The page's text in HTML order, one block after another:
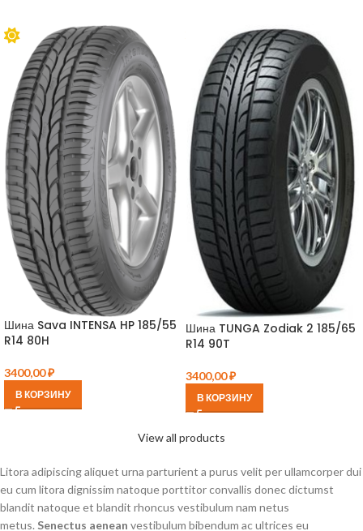
Шина Sava INTENSA HP 185/55
R14 80H
3400,00₽
В КОРЗИНУ
Шина TUNGA Zodiak 2 185/65
R14 90T
3400,00₽
В КОРЗИНУ
View all products
Litora adipiscing aliquet urna parturient a purus velit per ullamcorper dui
eu cum litora dignissim natoque porttitor convallis donec dictumst
blandit natoque et blandit rhoncus vestibulum nam netus
metus. Senectus aenean vestibulum bibendum ac ultrices eu